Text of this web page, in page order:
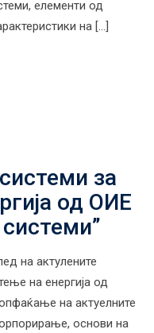
елементи од
на […]
за
од ОИЕ
на актулените
на енергија од
на актуелните
основи на